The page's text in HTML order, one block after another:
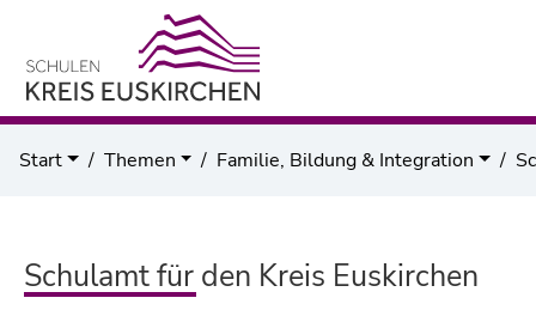
Start Themen Familie, Bildung & Integration
Schulamt für den Kreis Euskirchen